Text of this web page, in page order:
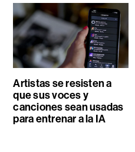
Artistas se resisten a
que sus voces y
canciones sean usadas
para entrenar a la IA